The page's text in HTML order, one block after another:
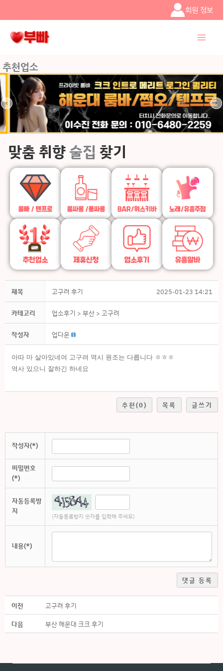
건너뛰기
회원 정보
추천업소
맞춤 취향 술집 찾기
제목 고구려 후기 2025-01-23 14:21
카테고리 업소후기 > 부산 > 고구려
작성자 업다운
아따 마 살아있네여 고구려 역시 원조는 다릅니다 ㅎㅎㅎ
역사 있으니 잘하긴 하네요
추천(0) 목록 글쓰기
작성자(*)
비밀번호
(*)
자동등록방
지
(자동등록방지 숫자를 입력해 주세요)
내용(*)
댓글 등록
이전 고구려 후기
다음 부산 해운대 크크 후기